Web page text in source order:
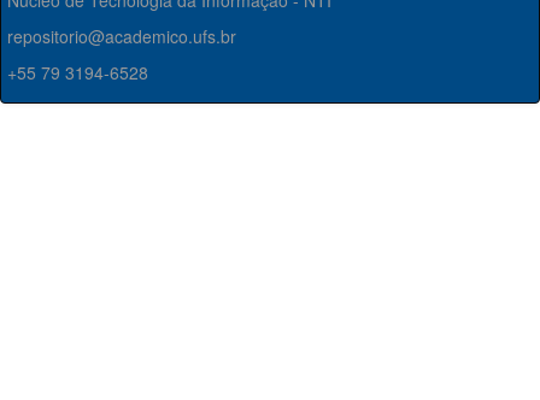
repositorio@academico.ufs.br
+55 79 3194-6528